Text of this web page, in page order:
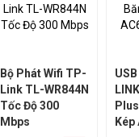
Bộ Phát Wifi TP-
Link TL-WR844N
Tốc Độ 300
Mbps
Kép